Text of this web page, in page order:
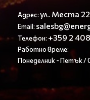
Адрес:ул. Места
Email:
Телефон: +359 2
Работно време:
Понеделник - Петък /